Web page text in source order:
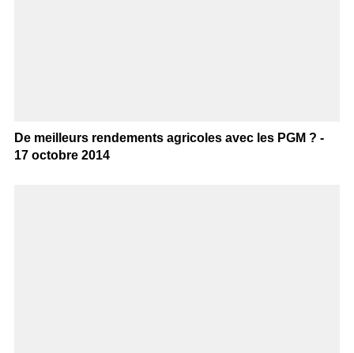
De meilleurs rendements agricoles avec les PGM ? -
17 octobre 2014